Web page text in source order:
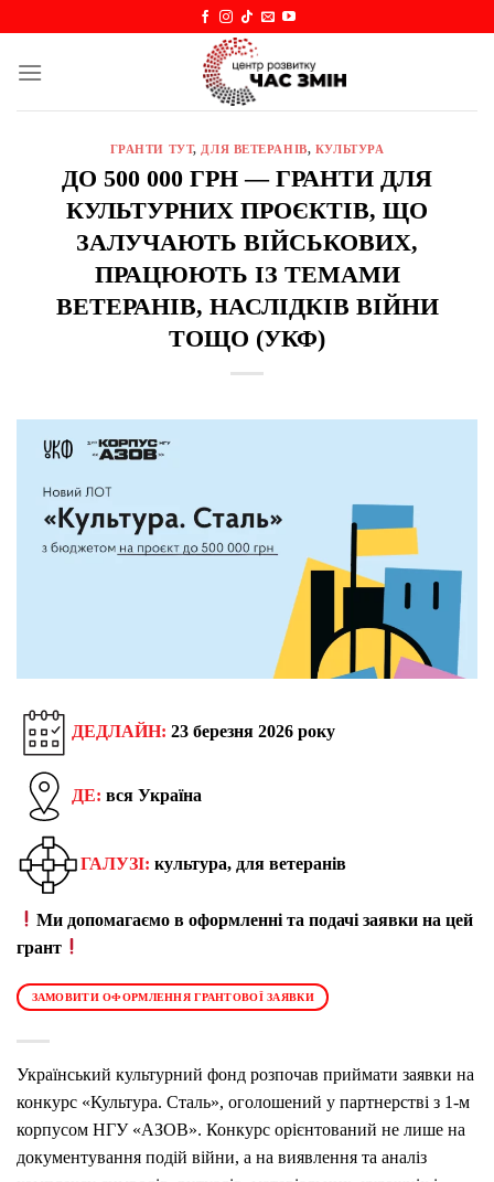
content
ГРАНТИ ТУТ, ДЛЯ ВЕТЕРАНІВ, КУЛЬТУРА
ДО 500 000 ГРН — ГРАНТИ ДЛЯ
КУЛЬТУРНИХ ПРОЄКТІВ, ЩО
ЗАЛУЧАЮТЬ ВІЙСЬКОВИХ,
ПРАЦЮЮТЬ ІЗ ТЕМАМИ
ВЕТЕРАНІВ, НАСЛІДКІВ ВІЙНИ
ТОЩО (УКФ)
ДЕДЛАЙН: 23 березня 2026 року
ДЕ: вся Україна
ГАЛУЗІ: культура, для ветеранів
Ми допомагаємо в оформленні та подачі заявки на цей
грант
ЗАМОВИТИ ОФОРМЛЕННЯ ГРАНТОВОЇ ЗАЯВКИ
Український культурний фонд розпочав приймати заявки на
конкурс «Культура. Сталь», оголошений у партнерстві з 1-м
корпусом НГУ «АЗОВ». Конкурс орієнтований не лише на
документування подій війни, а на виявлення та аналіз